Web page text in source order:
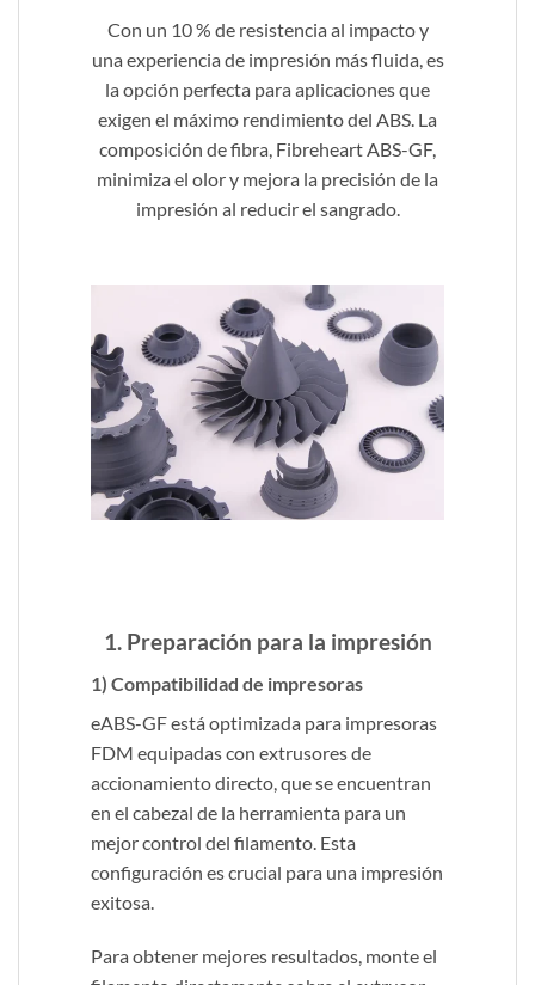
Con un 10 % de resistencia al impacto y
una experiencia de impresión más fluida, es
la opción perfecta para aplicaciones que
exigen el máximo rendimiento del ABS. La
composición de fibra, Fibreheart ABS-GF,
minimiza el olor y mejora la precisión de la
impresión al reducir el sangrado.
1. Preparación para la impresión
1) Compatibilidad de impresoras
eABS-GF está optimizada para impresoras
FDM equipadas con extrusores de
accionamiento directo, que se encuentran
en el cabezal de la herramienta para un
mejor control del filamento. Esta
configuración es crucial para una impresión
exitosa.
Para obtener mejores resultados, monte el